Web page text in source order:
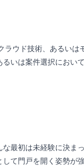
ラウド技術、あるい
いは案件選択にお
最初は未経験に決ま
て門戸を開く姿勢